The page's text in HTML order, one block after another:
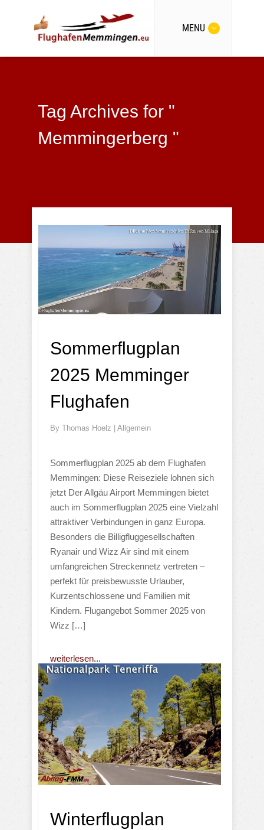
MENU
Tag Archives for "
Memmingerberg "
Sommerflugplan
2025 Memminger
Flughafen
By Thomas Hoelz | Allgemein
Sommerflugplan 2025 ab dem Flughafen
Memmingen: Diese Reiseziele lohnen sich
jetzt Der Allgäu Airport Memmingen bietet
auch im Sommerflugplan 2025 eine Vielzahl
attraktiver Verbindungen in ganz Europa.
Besonders die Billigfluggesellschaften
Ryanair und Wizz Air sind mit einem
umfangreichen Streckennetz vertreten –
perfekt für preisbewusste Urlauber,
Kurzentschlossene und Familien mit
Kindern. Flugangebot Sommer 2025 von
Wizz […]
weiterlesen...
Winterflugplan